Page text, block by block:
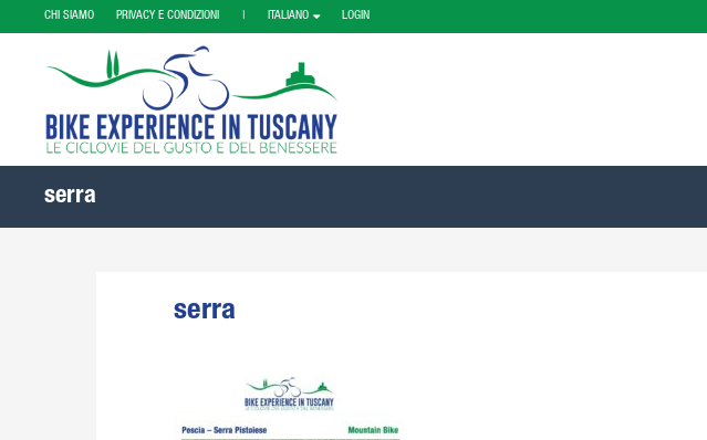
CHI SIAMO PRIVACY E CONDIZIONI | ITALIANO LOGIN
serra
serra